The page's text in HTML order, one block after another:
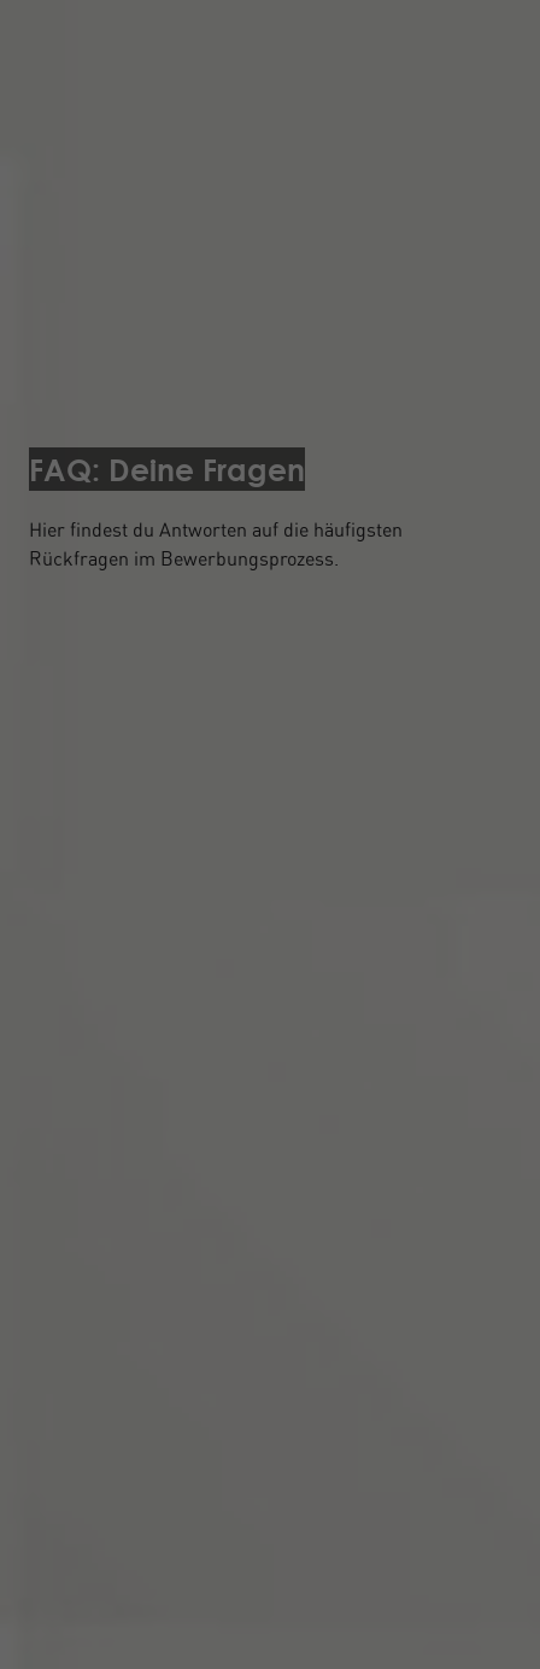
FAQ: Deine Fragen
Hier findest du Antworten auf die häufigsten
Rückfragen im Bewerbungsprozess.